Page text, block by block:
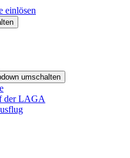
einlösen
umschalten
der LAGA